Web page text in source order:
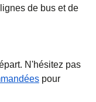
de bus et de
N'hésitez pas
pour